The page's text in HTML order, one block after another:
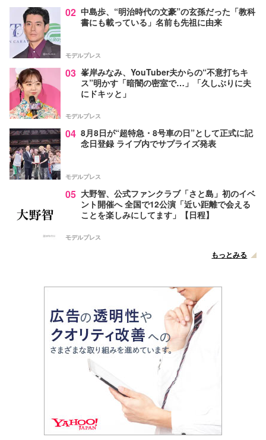
02 中島歩、“明治時代の文豪”の玄孫だった「教科
書にも載っている」名前も先祖に由来
モデルプレス
03 峯岸みなみ、YouTuber夫からの“不意打ちキ
ス”明かす「暗闇の密室で…」「久しぶりに夫
にドキッと」
モデルプレス
04 8月8日が“超特急・8号車の日”として正式に記
念日登録 ライブ内でサプライズ発表
モデルプレス
05 大野智、公式ファンクラブ「さと島」初のイベ
ント開催へ 全国で12公演「近い距離で会える
ことを楽しみにしてます」【日程】
モデルプレス
もっとみる